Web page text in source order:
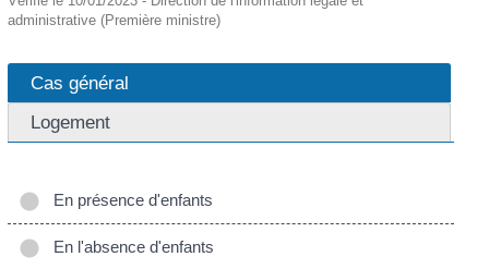
administrative (Première ministre)
Cas général
Logement
En présence d'enfants
En l'absence d'enfants